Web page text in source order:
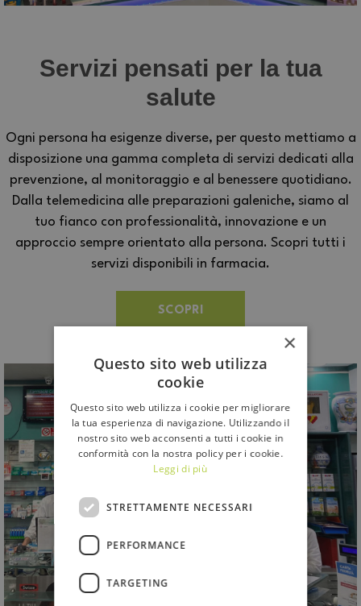
Servizi pensati per la tua
salute
Ogni persona ha esigenze diverse, per questo mettiamo a
disposizione una gamma completa di servizi dedicati alla
prevenzione, al monitoraggio e al benessere quotidiano.
Dalla telemedicina alle preparazioni galeniche, siamo al
tuo fianco con professionalità, innovazione e un
approccio sempre orientato alla persona. Scopri tutti i
servizi disponibili in farmacia.
SCOPRI
×
Questo sito web utilizza
cookie
Questo sito web utilizza i cookie per migliorare
la tua esperienza di navigazione. Utilizzando il
nostro sito web acconsenti a tutti i cookie in
conformità con la nostra policy per i cookie.
Leggi di più
STRETTAMENTE NECESSARI
PERFORMANCE
TARGETING